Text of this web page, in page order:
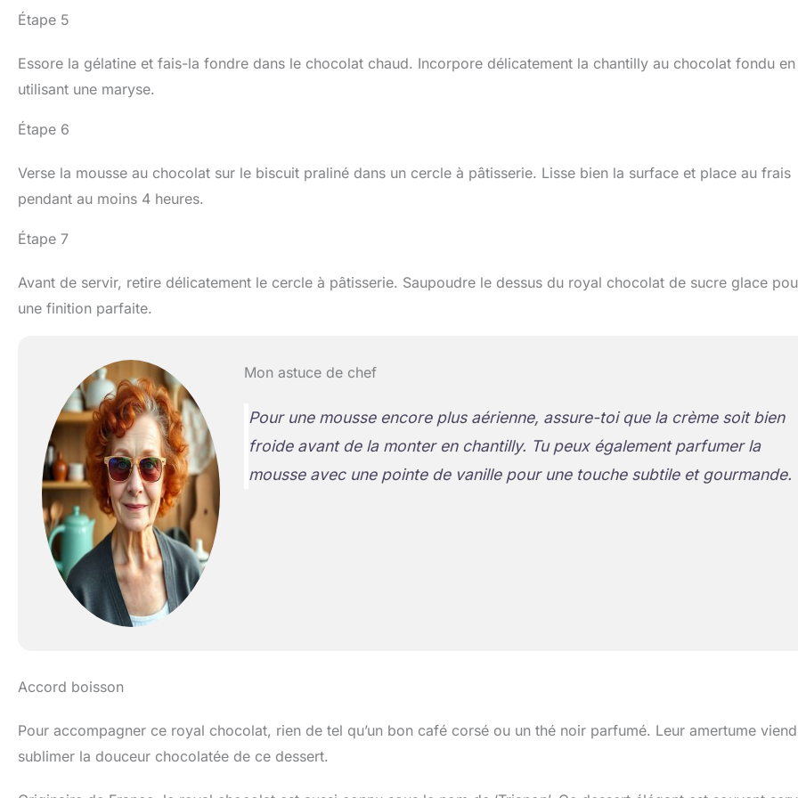
Étape 5
Essore la gélatine et fais-la fondre dans le chocolat chaud. Incorpore délicatement la chantilly au chocolat fondu en
utilisant une maryse.
Étape 6
Verse la mousse au chocolat sur le biscuit praliné dans un cercle à pâtisserie. Lisse bien la surface et place au frais
pendant au moins 4 heures.
Étape 7
Avant de servir, retire délicatement le cercle à pâtisserie. Saupoudre le dessus du royal chocolat de sucre glace
une finition parfaite.
Mon astuce de chef
Pour une mousse encore plus aérienne, assure-toi que la crème soit bien
froide avant de la monter en chantilly. Tu peux également parfumer la
mousse avec une pointe de vanille pour une touche subtile et gourmande.
Accord boisson
Pour accompagner ce royal chocolat, rien de tel qu’un bon café corsé ou un thé noir parfumé. Leur amertume
sublimer la douceur chocolatée de ce dessert.